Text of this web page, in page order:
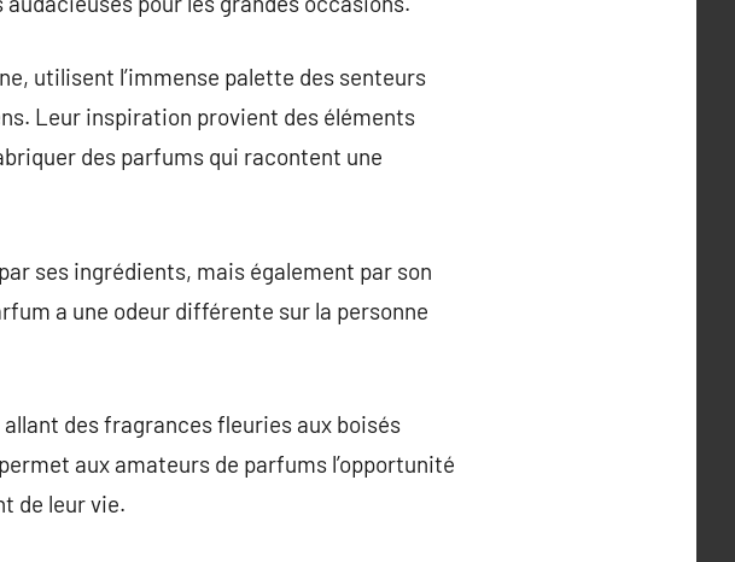
utilisent l’immense palette des senteurs
Leur inspiration provient des éléments
des parfums qui racontent une
ses ingrédients, mais également par son
a une odeur différente sur la personne
des fragrances fleuries aux boisés
aux amateurs de parfums l’opportunité
de leur vie.